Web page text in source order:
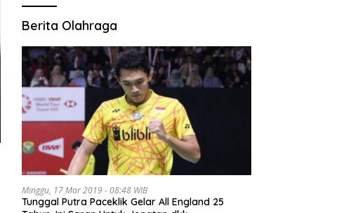
Berita Olahraga
Minggu, 17 Mar 2019 - 08:48 WIB
Tunggal Putra Paceklik Gelar All England 25